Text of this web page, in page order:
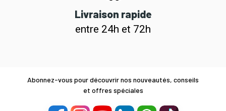
Livraison rapide
entre 24h et 72h
Abonnez-vous pour découvrir nos nouveautés, conseils
et offres spéciales